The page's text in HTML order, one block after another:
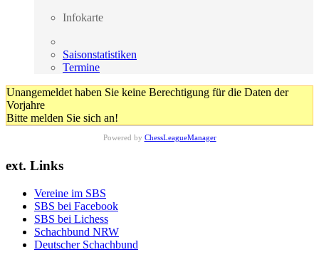
Infokarte
Saisonstatistiken
Termine
Unangemeldet haben Sie keine Berechtigung für die Daten der
Vorjahre
Bitte melden Sie sich an!
Powered by ChessLeagueManager
ext. Links
Vereine im SBS
SBS bei Facebook
SBS bei Lichess
Schachbund NRW
Deutscher Schachbund